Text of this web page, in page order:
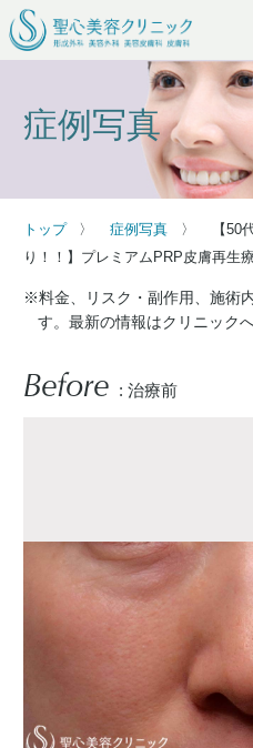
症例写真
トップ 症例写真
【50
り！！】プレミアムPRP皮膚再生
※料金、リスク・副作用、施術
す。最新の情報はクリニック
Before : 治療前